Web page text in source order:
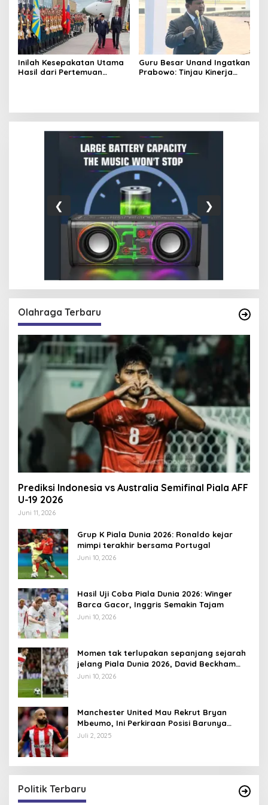
Inilah Kesepakatan Utama
Hasil dari Pertemuan
Guru Besar Unand Ingatkan
Prabowo: Tinjau Kinerja
❮ ❯
Olahraga Terbaru
Prediksi Indonesia vs Australia Semifinal Piala AFF
U-19 2026
Juni 11, 2026
Grup K Piala Dunia 2026: Ronaldo kejar
mimpi terakhir bersama Portugal
Juni 10, 2026
Hasil Uji Coba Piala Dunia 2026: Winger
Barca Gacor, Inggris Semakin Tajam
Juni 10, 2026
Momen tak terlupakan sepanjang sejarah
jelang Piala Dunia 2026, David Beckham
pernah dapat kartu merah
Juni 10, 2026
Manchester United Mau Rekrut Bryan
Mbeumo, Ini Perkiraan Posisi Barunya
dalam Skema Ruben Amorim
Juli 2, 2025
Politik Terbaru